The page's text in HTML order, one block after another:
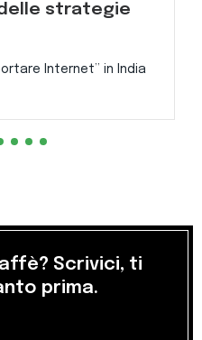
strategie
Internet” in India
Scrivici, ti
prima.